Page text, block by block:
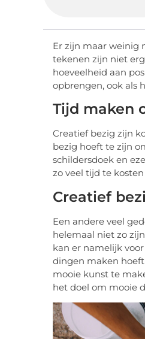
Er zijn maar weinig
tekenen zijn niet
hoeveelheid aan
opbrengen, ook als
Tijd maken
Creatief bezig zijn
bezig hoeft te zijn
schildersdoek en
zo veel tijd te
Creatief
Een andere veel
helemaal niet zo
kan er namelijk
dingen maken
mooie kunst te
het doel om mooie